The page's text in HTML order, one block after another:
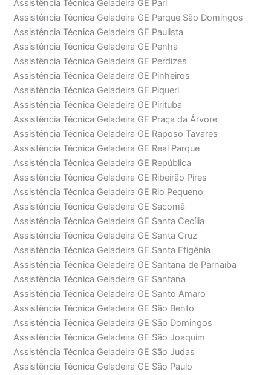
Assistência Técnica Geladeira GE Pari
Assistência Técnica Geladeira GE Parque São Domingos
Assistência Técnica Geladeira GE Paulista
Assistência Técnica Geladeira GE Penha
Assistência Técnica Geladeira GE Perdizes
Assistência Técnica Geladeira GE Pinheiros
Assistência Técnica Geladeira GE Piqueri
Assistência Técnica Geladeira GE Pirituba
Assistência Técnica Geladeira GE Praça da Árvore
Assistência Técnica Geladeira GE Raposo Tavares
Assistência Técnica Geladeira GE Real Parque
Assistência Técnica Geladeira GE República
Assistência Técnica Geladeira GE Ribeirão Pires
Assistência Técnica Geladeira GE Rio Pequeno
Assistência Técnica Geladeira GE Sacomã
Assistência Técnica Geladeira GE Santa Cecília
Assistência Técnica Geladeira GE Santa Cruz
Assistência Técnica Geladeira GE Santa Efigênia
Assistência Técnica Geladeira GE Santana de Parnaíba
Assistência Técnica Geladeira GE Santana
Assistência Técnica Geladeira GE Santo Amaro
Assistência Técnica Geladeira GE São Bento
Assistência Técnica Geladeira GE São Domingos
Assistência Técnica Geladeira GE São Joaquim
Assistência Técnica Geladeira GE São Judas
Assistência Técnica Geladeira GE São Paulo